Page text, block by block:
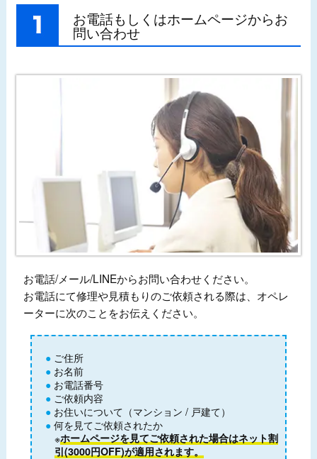
お電話もしくはホームページからお
問い合わせ
お電話/メール/LINEからお問い合わせください。
お電話にて修理や見積もりのご依頼される際は、オペレ
ーターに次のことをお伝えください。
ご住所
お名前
お電話番号
ご依頼内容
お住いについて（マンション / 戸建て）
何を見てご依頼されたか
※ホームページを見てご依頼された場合はネット割
引(3000円OFF)が適用されます。